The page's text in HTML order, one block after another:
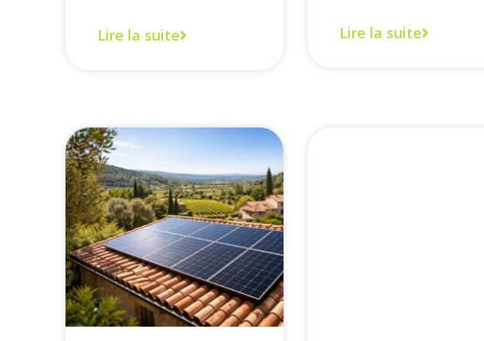
Lire la suite Lire la suite